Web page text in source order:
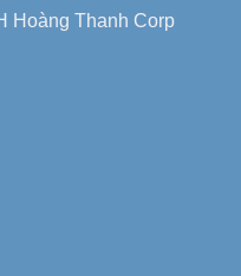
Hoàng Thanh Corp